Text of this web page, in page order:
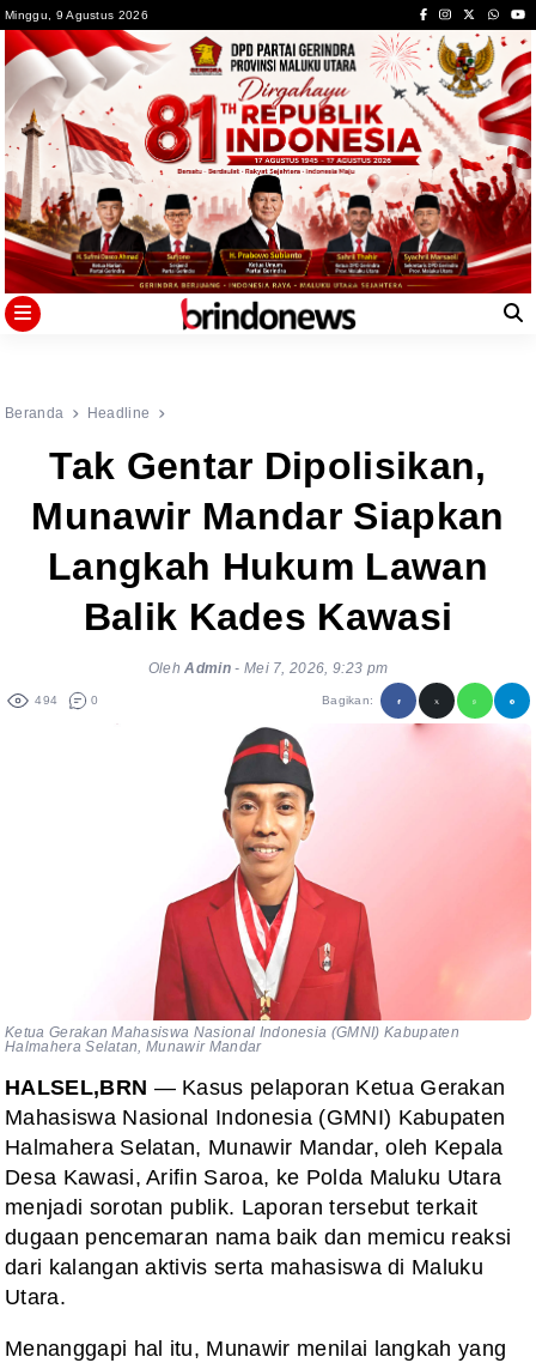
to
content
Minggu, 9 Agustus 2026
Beranda Headline
Tak Gentar Dipolisikan,
Munawir Mandar Siapkan
Langkah Hukum Lawan
Balik Kades Kawasi
OlehAdmin - Mei 7, 2026, 9:23 pm
494 0 Bagikan:
Ketua Gerakan Mahasiswa Nasional Indonesia (GMNI) Kabupaten
Halmahera Selatan, Munawir Mandar
HALSEL,BRN — Kasus pelaporan Ketua Gerakan
Mahasiswa Nasional Indonesia (GMNI) Kabupaten
Halmahera Selatan, Munawir Mandar, oleh Kepala
Desa Kawasi, Arifin Saroa, ke Polda Maluku Utara
menjadi sorotan publik. Laporan tersebut terkait
dugaan pencemaran nama baik dan memicu reaksi
dari kalangan aktivis serta mahasiswa di Maluku
Utara.
Menanggapi hal itu, Munawir menilai langkah yang